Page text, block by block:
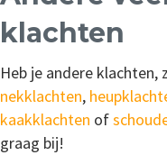
klachten
Heb je andere klachten,
nekklachten,
kaakklachten of
graag bij!